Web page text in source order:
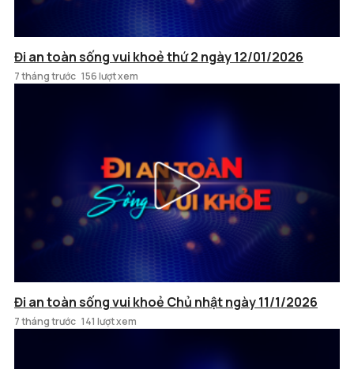
Đi an toàn sống vui khoẻ thứ 2 ngày 12/01/2026
7 tháng trước 156 lượt xem
Đi an toàn sống vui khoẻ Chủ nhật ngày 11/1/2026
7 tháng trước 141 lượt xem